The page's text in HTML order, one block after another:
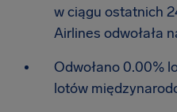
w ciągu ostatnich
Airlines odwołała
Odwołano 0.00%
lotów